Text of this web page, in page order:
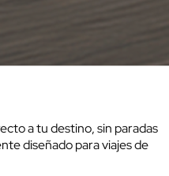
a tu destino, sin paradas
diseñado para viajes de